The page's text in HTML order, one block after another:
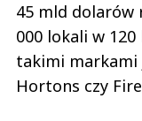
45 mld dolarów
000 lokali w
takimi markami
Hortons czy